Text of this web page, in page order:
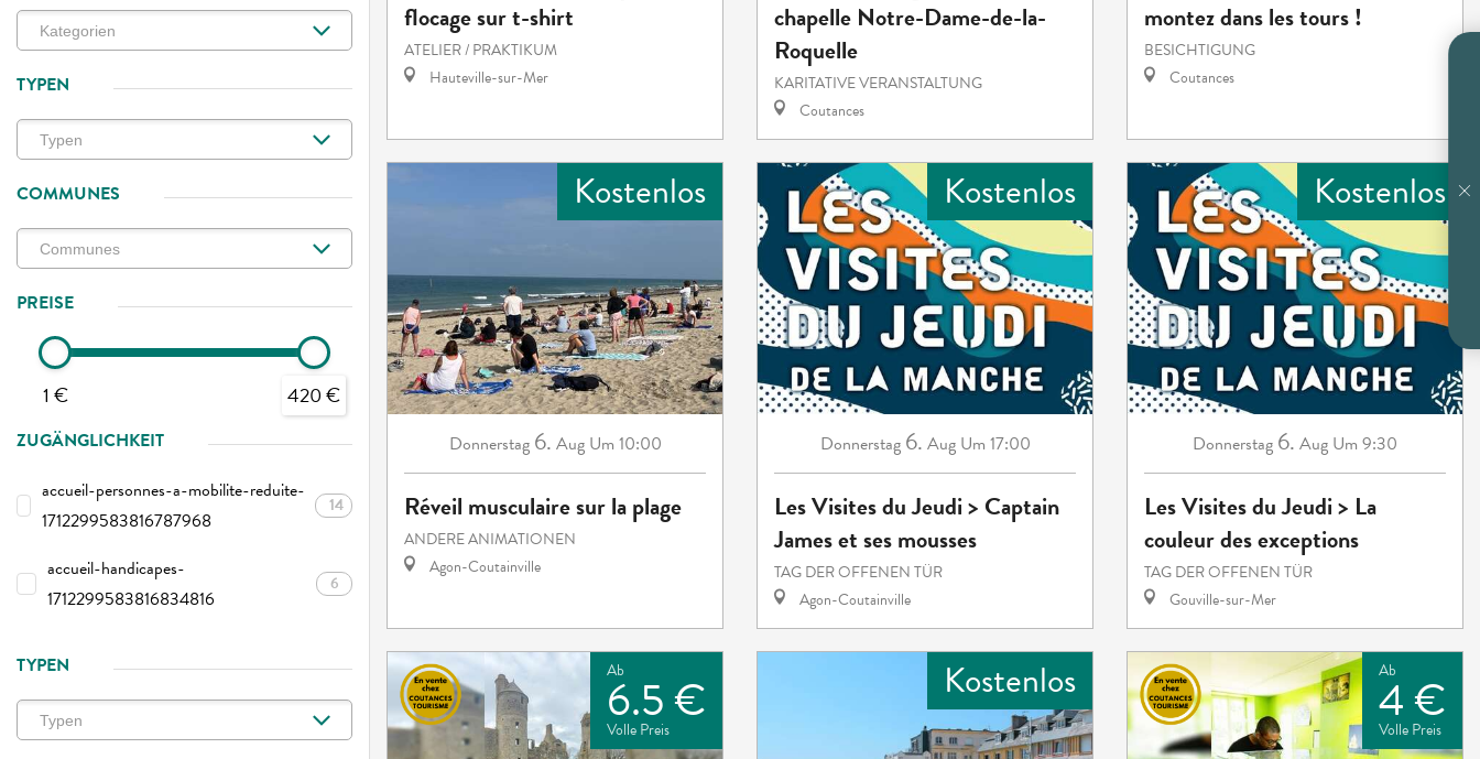
TYPEN
COMMUNES
PREISE
1 € 420 €
ZUGÄNGLICHKEIT
accueil-personnes-a-mobilite-reduite-
1712299583816787968
14
accueil-handicapes-
1712299583816834816
6
TYPEN
flocage sur t-shirt
ATELIER / PRAKTIKUM
Hauteville-sur-Mer
chapelle Notre-Dame-de-la-
Roquelle
KARITATIVE VERANSTALTUNG
Coutances
montez dans les tours !
BESICHTIGUNG
Coutances
Kostenlos
Donnerstag 6. Aug Um 10:00
Réveil musculaire sur la plage
ANDERE ANIMATIONEN
Agon-Coutainville
Kostenlos
Donnerstag 6. Aug Um 17:00
Les Visites du Jeudi > Captain
James et ses mousses
TAG DER OFFENEN TÜR
Agon-Coutainville
Kostenlos
Donnerstag 6. Aug Um 9:30
Les Visites du Jeudi > La
couleur des exceptions
TAG DER OFFENEN TÜR
Gouville-sur-Mer
Ab
6.5 €
Volle Preis
Kostenlos Ab
4 €
Volle Preis